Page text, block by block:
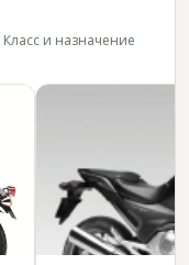
и назначение